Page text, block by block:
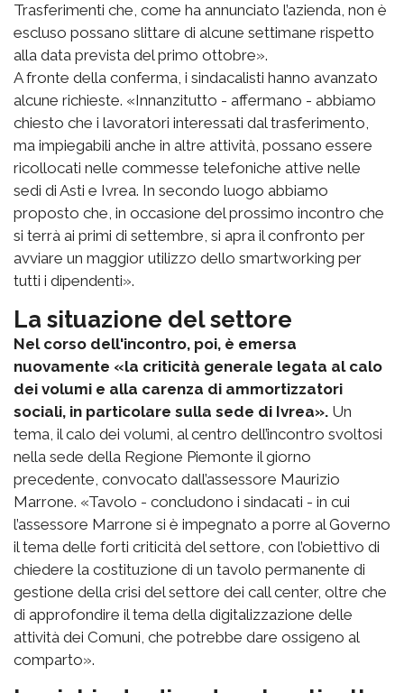
Trasferimenti che, come ha annunciato l’azienda, non è
escluso possano slittare di alcune settimane rispetto
alla data prevista del primo ottobre».
A fronte della conferma, i sindacalisti hanno avanzato
alcune richieste. «Innanzitutto - affermano - abbiamo
chiesto che i lavoratori interessati dal trasferimento,
ma impiegabili anche in altre attività, possano essere
ricollocati nelle commesse telefoniche attive nelle
sedi di Asti e Ivrea. In secondo luogo abbiamo
proposto che, in occasione del prossimo incontro che
si terrà ai primi di settembre, si apra il confronto per
avviare un maggior utilizzo dello smartworking per
tutti i dipendenti».
La situazione del settore
Nel corso dell'incontro, poi, è emersa
nuovamente «la criticità generale legata al calo
dei volumi e alla carenza di ammortizzatori
sociali, in particolare sulla sede di Ivrea». Un
tema, il calo dei volumi, al centro dell’incontro svoltosi
nella sede della Regione Piemonte il giorno
precedente, convocato dall’assessore Maurizio
Marrone. «Tavolo - concludono i sindacati - in cui
l’assessore Marrone si è impegnato a porre al Governo
il tema delle forti criticità del settore, con l’obiettivo di
chiedere la costituzione di un tavolo permanente di
gestione della crisi del settore dei call center, oltre che
di approfondire il tema della digitalizzazione delle
attività dei Comuni, che potrebbe dare ossigeno al
comparto».